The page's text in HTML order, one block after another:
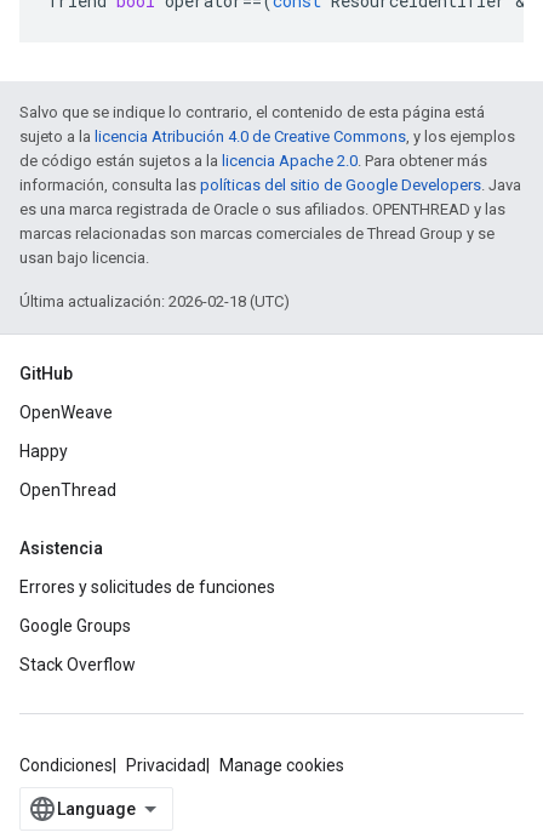
Salvo que se indique lo contrario, el contenido de esta página está
sujeto a la licencia Atribución 4.0 de Creative Commons, y los ejemplos
de código están sujetos a la licencia Apache 2.0. Para obtener más
información, consulta las políticas del sitio de Google Developers. Java
es una marca registrada de Oracle o sus afiliados. OPENTHREAD y las
marcas relacionadas son marcas comerciales de Thread Group y se
usan bajo licencia.
Última actualización: 2026-02-18 (UTC)
GitHub
OpenWeave
Happy
OpenThread
Asistencia
Errores y solicitudes de funciones
Google Groups
Stack Overflow
Condiciones Privacidad Manage cookies